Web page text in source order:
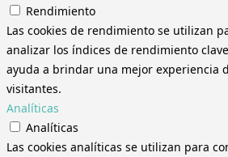
Rendimiento
Las cookies de rendimiento se utilizan
analizar los índices de rendimiento
ayuda a brindar una mejor experiencia
visitantes.
Analíticas
Analíticas
Las cookies analíticas se utilizan para